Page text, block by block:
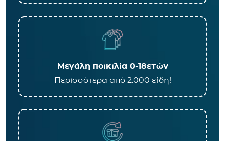
Μεγάλη ποικιλία 0-18ετών
Περισσότερα από 2.000 είδη!